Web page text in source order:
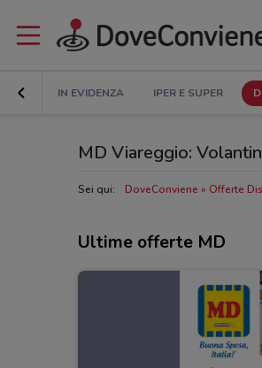
IN EVIDENZA IPER E SUPER
MD Viareggio:
Sei qui: DoveConviene Offerte
Ultime offerte MD